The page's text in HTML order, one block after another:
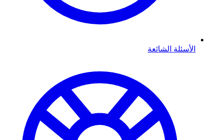
الأسئلة الشائعة